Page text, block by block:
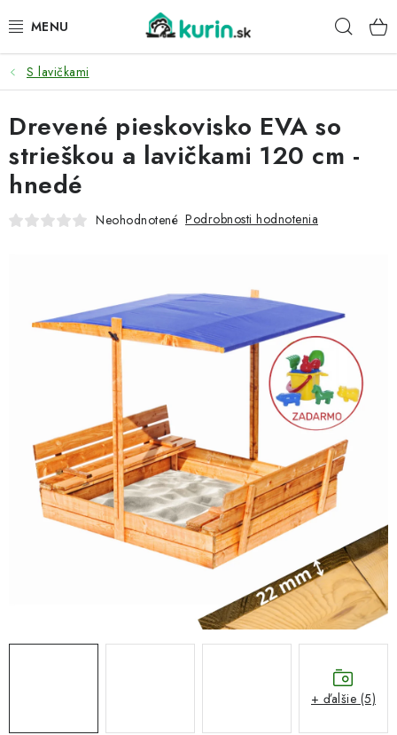
na
PRE HYDINU
PRE PSY
PRE ZAJACE
PRE DETI
DOMÁCI WELLNESS
DARČEKOVÝ POUKAZ
Náš príbeh od začiatku Doprava Kontakt
Hodnotenie obchodu
Obchodné podmienky
Vrátenie, výmena tovaru
Pravidlá súťaží na Facebooku
S lavičkami
Drevené pieskovisko EVA so
strieškou a lavičkami 120 cm -
hnedé
Neohodnotené Podrobnosti hodnotenia
+ ďalšie (5)